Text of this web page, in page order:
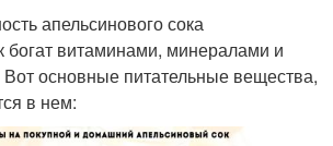
апельсинового сока
богат витаминами, минералами и
основные питательные вещества,
в нем: